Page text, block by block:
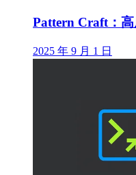
Pattern Craft：
2025 年 9 月 1 日